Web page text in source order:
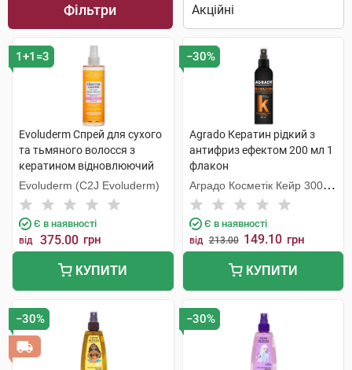
Фільтри
1+1=3
Evoluderm Спрей для сухого
та тьмяного волосся з
кератином відновлюючий
250 мл 1 флакон
Evoluderm (C2J Evoluderm)
Є в наявності
від 375.00 грн
КУПИТИ
−30%
Agrado Кератин рідкий з
антифриз ефектом 200 мл 1
флакон
Аградо Косметік Кейр 3000
С.Л.У.
Є в наявності
від 213.00 149.10 грн
КУПИТИ
−30% −30%